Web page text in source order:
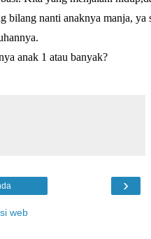
bilang nanti anaknya manja, ya
anak 1 atau banyak?
›
web